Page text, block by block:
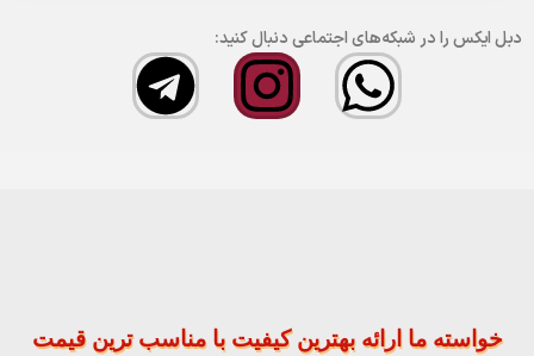
دبل ایکس را در شبکه‌های اجتماعی دنبال کنید:
خواسته ما ارائه بهترین کیفیت با مناسب ترین قیمت